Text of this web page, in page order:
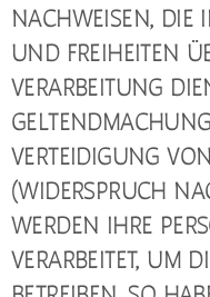
NACHWEISEN, DIE
UND FREIHEITEN
VERARBEITUNG
VERTEIDIGUNG
(WIDERSPRUCH
WERDEN IHRE
VERARBEITET, UM